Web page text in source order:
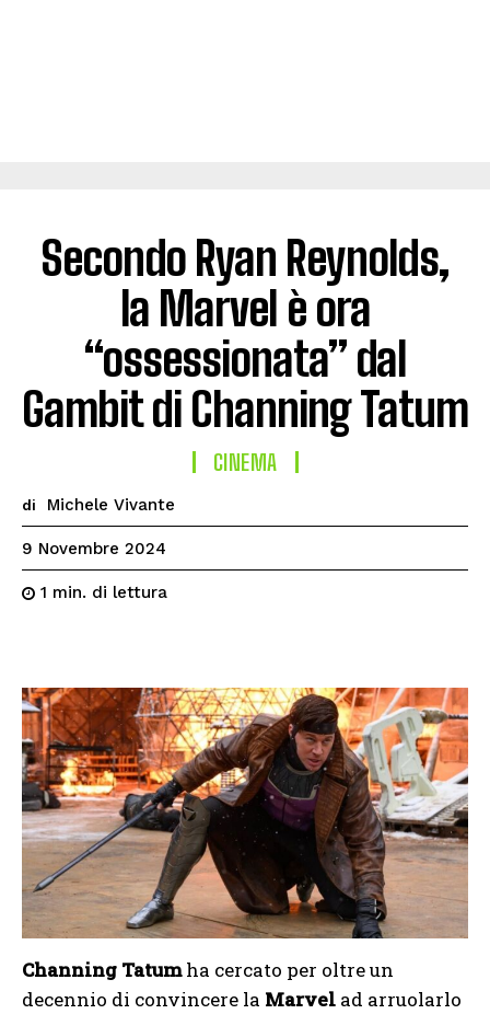
Secondo Ryan Reynolds,
la Marvel è ora
“ossessionata” dal
Gambit di Channing Tatum
CINEMA
di Michele Vivante
9 Novembre 2024
1 min. di lettura
Channing Tatumha cercato per oltre un
decennio di convincere la Marvel ad arruolarlo